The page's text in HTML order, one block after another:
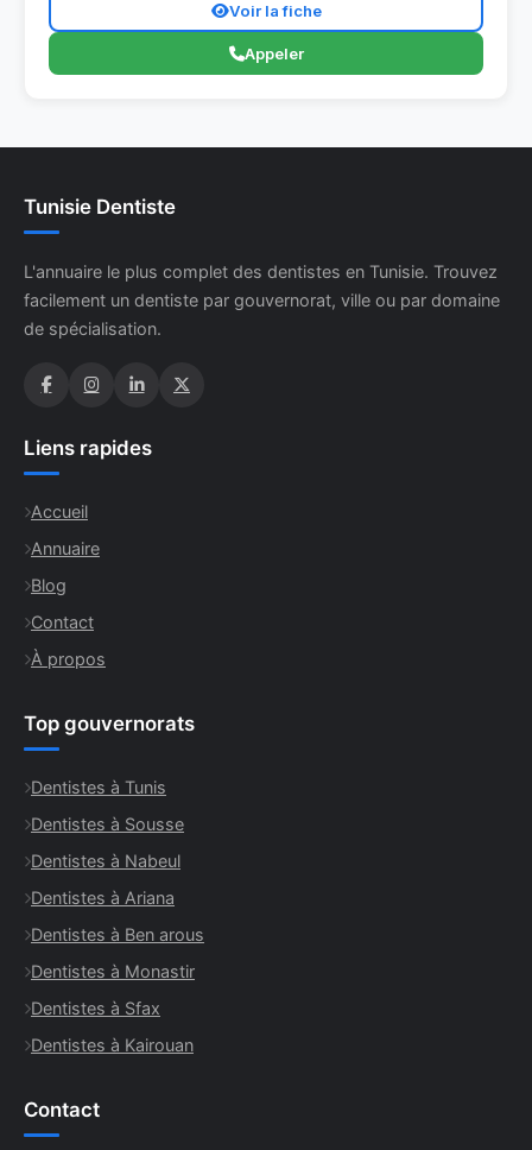
Voir la fiche
Appeler
Tunisie Dentiste
L'annuaire le plus complet des dentistes en Tunisie. Trouvez
facilement un dentiste par gouvernorat, ville ou par domaine
de spécialisation.
Liens rapides
Accueil
Annuaire
Blog
Contact
À propos
Top gouvernorats
Dentistes à Tunis
Dentistes à Sousse
Dentistes à Nabeul
Dentistes à Ariana
Dentistes à Ben arous
Dentistes à Monastir
Dentistes à Sfax
Dentistes à Kairouan
Contact